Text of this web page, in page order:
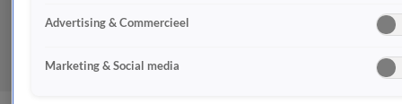
Advertising & Commercieel
Marketing & Social media